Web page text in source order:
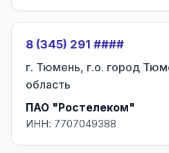
8 (345) 291 ####
г. Тюмень, г.о. город
область
ПАО "Ростелеком"
ИНН: 7707049388